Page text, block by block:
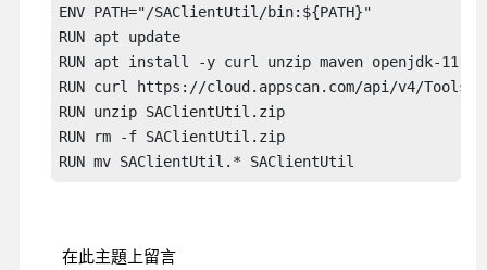
ENV PATH="/SAClientUtil/bin:${PATH}"
RUN apt update
RUN apt install -y curl unzip maven openjdk-11-
RUN curl https://cloud.appscan.com/api/v4/
RUN unzip SAClientUtil.zip
RUN rm -f SAClientUtil.zip
RUN mv SAClientUtil.* SAClientUtil
在此主題上留言